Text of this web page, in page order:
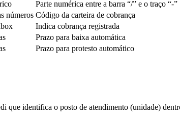
Parte numérica entre a barra “/” e o traço “-”
números Código da carteira de cobrança
Indica cobrança registrada
Prazo para baixa automática
Prazo para protesto automático
que identifica o posto de atendimento (unidade)